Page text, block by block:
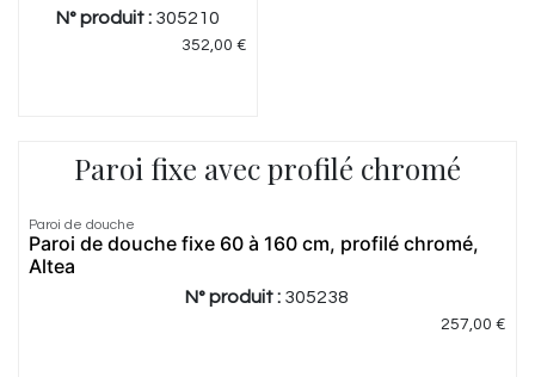
N° produit : 305210
352,00 €
Paroi fixe avec profilé chromé
3
Paroi de douche
Paroi de douche fixe 60 à 160 cm, profilé chromé,
Altea
N° produit : 305238
257,00 €